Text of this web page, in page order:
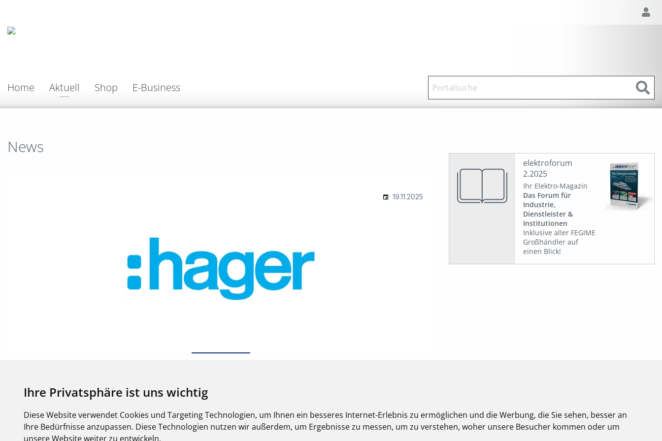
Ihre Privatsphäre ist uns wichtig
Diese Website verwendet Cookies und Targeting Technologien, um Ihnen ein besseres Internet-Erlebnis zu ermöglichen und die Werbung, die Sie sehen, besser an
Ihre Bedürfnisse anzupassen. Diese Technologien nutzen wir außerdem, um Ergebnisse zu messen, um zu verstehen, woher unsere Besucher kommen oder um
unsere Website weiter zu entwickeln.
Home Aktuell Shop E-Business
News
elektroforum
2.2025
Ihr Elektro-Magazin
Das Forum für
Industrie,
Dienstleister &
Institutionen
Inklusive aller FEGIME
Großhändler auf
einen Blick!